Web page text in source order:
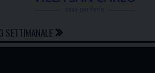
SETTIMANALE